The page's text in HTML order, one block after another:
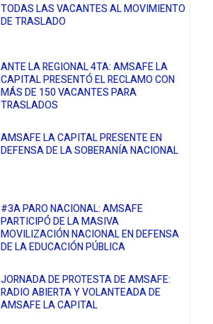
TODAS LAS VACANTES AL MOVIMIENTO
DE TRASLADO
ANTE LA REGIONAL 4TA: AMSAFE LA
CAPITAL PRESENTÓ EL RECLAMO CON
MÁS DE 150 VACANTES PARA
TRASLADOS
AMSAFE LA CAPITAL PRESENTE EN
DEFENSA DE LA SOBERANÍA NACIONAL
#3A PARO NACIONAL: AMSAFE
PARTICIPÓ DE LA MASIVA
MOVILIZACIÓN NACIONAL EN DEFENSA
DE LA EDUCACIÓN PÚBLICA
JORNADA DE PROTESTA DE AMSAFE:
RADIO ABIERTA Y VOLANTEADA DE
AMSAFE LA CAPITAL